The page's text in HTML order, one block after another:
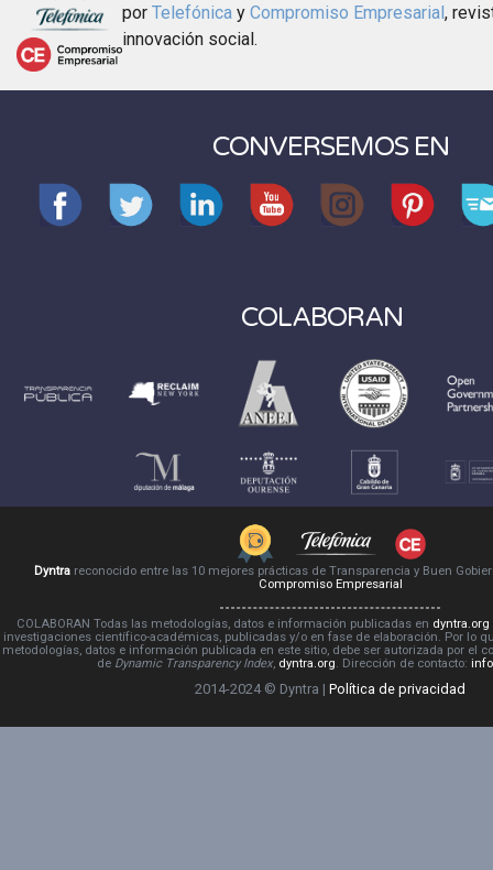
por Telefónicay Compromiso Empresarial,
innovación social.
CONVERSEMOS EN
COLABORAN
Dyntrareconocido entre las 10 mejores prácticas de Transparencia y Buen
Compromiso Empresarial
COLABORAN Todas las metodologías, datos e información publicadas en dyntra.org
investigaciones científico-académicas, publicadas y/o en fase de elaboración. Por lo
metodologías, datos e información publicada en este sitio, debe ser autorizada por el
de Dynamic Transparency Index, dyntra.org . Dirección de contacto:
2014-2024 © Dyntra | Política de privacidad